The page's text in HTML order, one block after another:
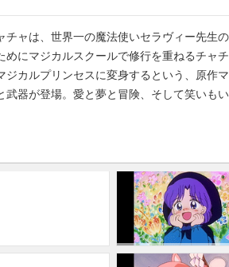
ャは、世界一の魔法使いセラヴィー先生
にマジカルスクールで修行を重ねるチャ
カルプリンセスに変身するという、原作
器が登場。愛と夢と冒険、そして笑いも